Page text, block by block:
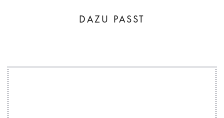
DAZU PASST